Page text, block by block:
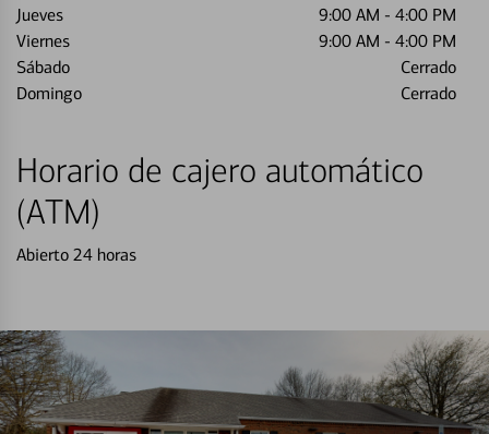
Jueves
9:00 AM - 4:00 PM
Viernes
9:00 AM - 4:00 PM
Sábado
Cerrado
Domingo
Cerrado
Horario de cajero automático
(ATM)
Abierto 24 horas